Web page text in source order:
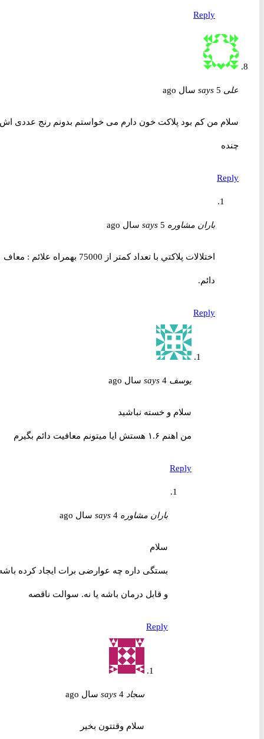
Reply
علی says 5 سال ago
سلام من کم بود پلاکت خون دارم می خواستم بدونم رنج عددی اش
چنده
Reply
باران مشاوره says 5 سال ago
اختلالات پلاکتي با تعداد کمتر از 75000 بهمراه علائم : معاف
دائم.
Reply
یوسف says 4 سال ago
سلام و خسته نباشید
من اهنم ۱.۶ هستش ایا میتونم معافیت دائم بگیرم
Reply
باران مشاوره says 4 سال ago
سلام
بستگی داره چه عوارضی برات ایجاد کرده باشه
و قابل درمان باشه یا نه. سوالت ناقصه
Reply
سجاد says 4 سال ago
سلام وقتتون بخیر